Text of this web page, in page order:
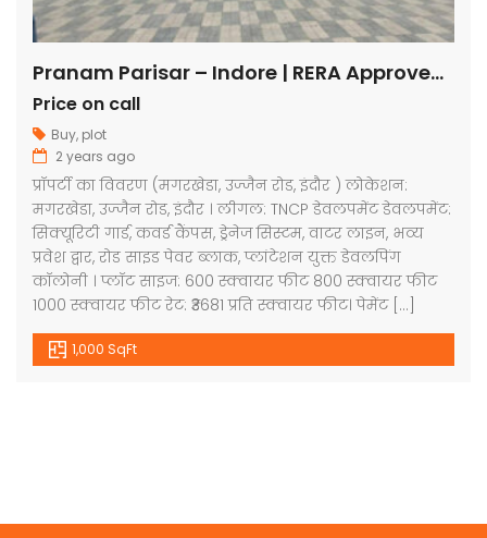
Pranam Parisar – Indore | RERA Approved Plots
Price on call
Buy, plot
2 years ago
प्रॉपर्टी का विवरण (मगरखेडा, उज्जैन रोड, इंदौर ) लोकेशन:
मगरखेडा, उज्जैन रोड, इंदौर । लीगल: TNCP डेवलपमेंट डेवलपमेंट:
सिक्यूरिटी गार्ड, कवर्ड कैंपस, ड्रेनेज सिस्टम, वाटर लाइन, भव्य
प्रवेश द्वार, रोड साइड पेवर ब्लाक, प्लांटेशन युक्त डेवलपिंग
कॉलोनी । प्लॉट साइज: 600 स्क्वायर फीट 800 स्क्वायर फीट
1000 स्क्वायर फीट रेट: ₹3681 प्रति स्क्वायर फीट। पेमेंट […]
1,000 SqFt